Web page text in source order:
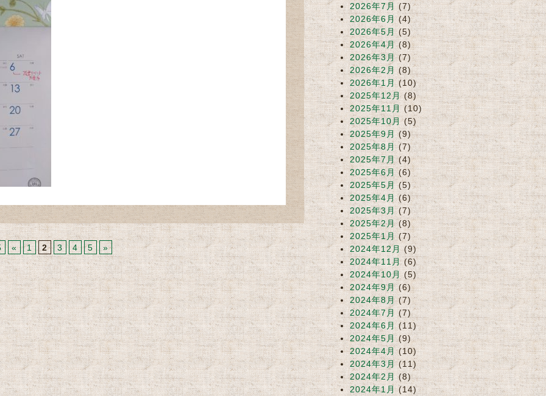
« 1 2 3 4 5 »
2026年7月 (7)
2026年6月(4)
2026年5月(5)
2026年4月(8)
2026年3月(7)
2026年2月 (8)
2026年1月(10)
2025年12月(8)
2025年11月(10)
2025年10月 (5)
2025年9月 (9)
2025年8月(7)
2025年7月 (4)
2025年6月 (6)
2025年5月(5)
2025年4月(6)
2025年3月(7)
2025年2月(8)
2025年1月(7)
2024年12月 (9)
2024年11月(6)
2024年10月(5)
2024年9月(6)
2024年8月(7)
2024年7月 (7)
2024年6月(11)
2024年5月 (9)
2024年4月 (10)
2024年3月(11)
2024年2月 (8)
2024年1月(14)